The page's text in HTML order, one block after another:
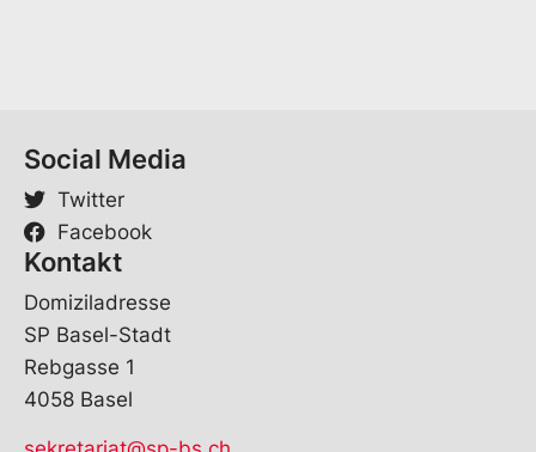
Social Media
Twitter
Facebook
Kontakt
Domiziladresse
SP Basel-Stadt
Rebgasse 1
4058 Basel